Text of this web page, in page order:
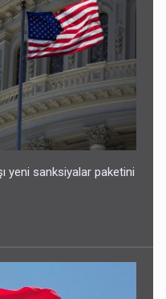
yeni sanksiyalar paketini